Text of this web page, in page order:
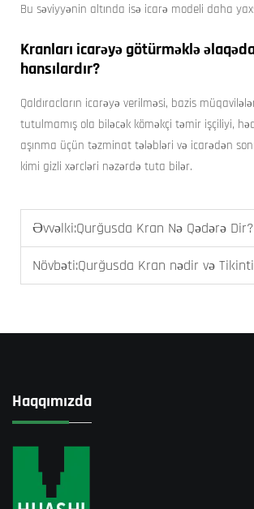
Bu səviyyənin altında isə icarə modeli daha
Kranları icarəyə götürməklə
hansılardır?
Qaldıracların icarəyə verilməsi, bazis
tutulmamış ola biləcək köməkçi təmir işçiliyi,
aşınma üçün təzminat tələbləri və icarədən
kimi gizli xərcləri nəzərdə tuta bilər.
Əvvəlki:Qurğusda Kran Nə Qədərə Dir? Qiymət
Növbəti:Qurğusda Kran nədir və Tikinti
Haqqımızda